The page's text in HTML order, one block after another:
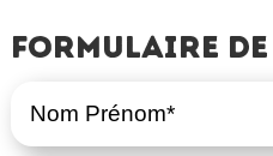
Formulaire